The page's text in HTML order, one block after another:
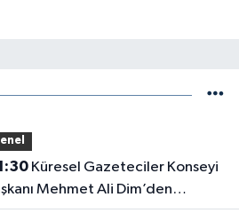
Küresel Gazeteciler Konseyi
Mehmet Ali Dim’den